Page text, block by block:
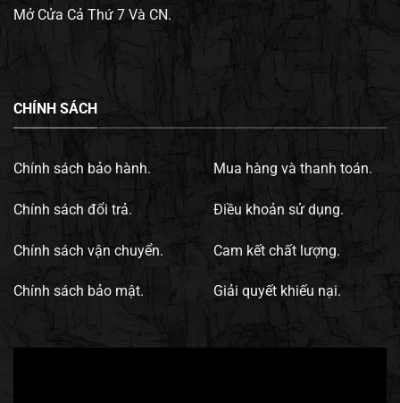
Mở Cửa Cả Thứ 7 Và CN.
CHÍNH SÁCH
Chính sách bảo hành.
Chính sách đổi trả.
Chính sách vận chuyển.
Chính sách bảo mật.
Mua hàng và thanh toán.
Điều khoản sử dụng.
Cam kết chất lượng.
Giải quyết khiếu nại.